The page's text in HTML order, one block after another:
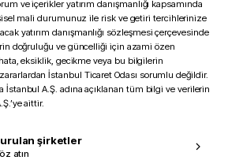
ve içerikler yatırım danışmanlığı kapsamında
mali durumunuz ile risk ve getiri tercihlerinize
yatırım danışmanlığı sözleşmesi çerçevesinde
doğruluğu ve güncelliği için azami özen
eksiklik, gecikme veya bu bilgilerin
İstanbul Ticaret Odası sorumlu değildir.
İstanbul A.Ş. adına açıklanan tüm bilgi ve verilerin
aittir.
şirketler
atın